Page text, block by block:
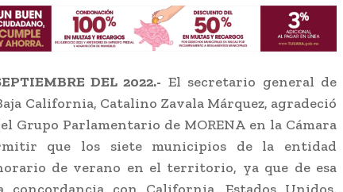
DEL 2022.- El secretario general de
California, Catalino Zavala Márquez, agradeció
Grupo Parlamentario de MORENA en la Cámara
que los siete municipios de la entidad
de verano en el territorio, ya que de esa